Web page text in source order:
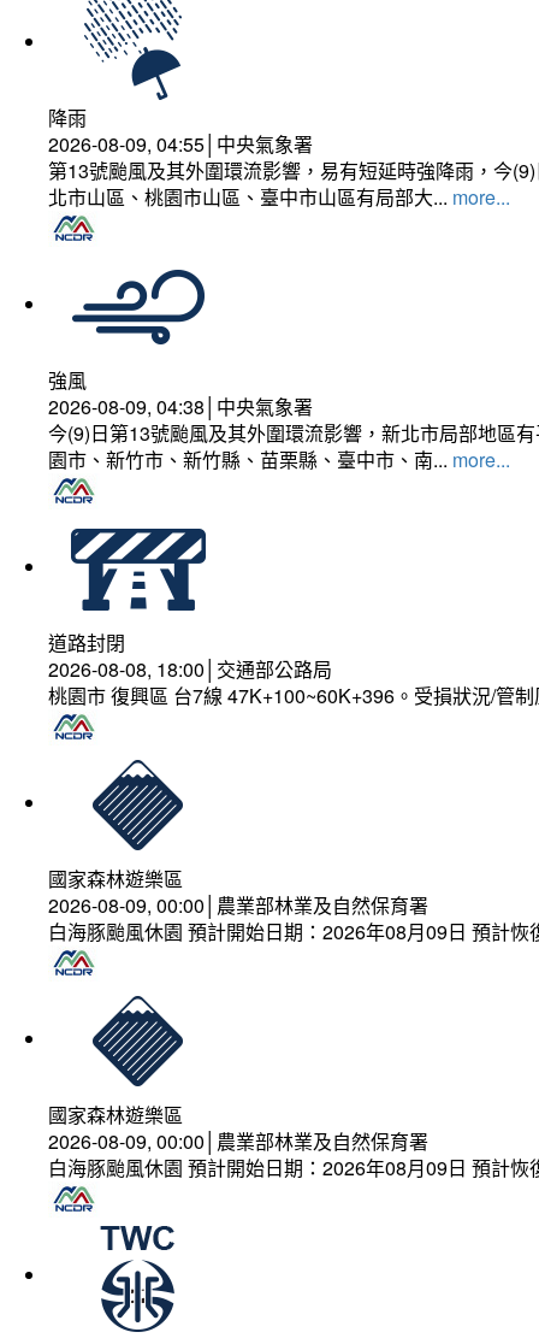
降雨
2026-08-09, 04:55│中央氣象署
第13號颱風及其外圍環流影響，易有短延時強降雨，今
北市山區、桃園市山區、臺中市山區有局部大... more...
強風
2026-08-09, 04:38│中央氣象署
今(9)日第13號颱風及其外圍環流影響，新北市局部地區
園市、新竹市、新竹縣、苗栗縣、臺中市、南... more...
道路封閉
2026-08-08, 18:00│交通部公路局
桃園市 復興區 台7線 47K+100~60K+396。受損狀況/管
國家森林遊樂區
2026-08-09, 00:00│農業部林業及自然保育署
白海豚颱風休園 預計開始日期：2026年08月09日 預計
國家森林遊樂區
2026-08-09, 00:00│農業部林業及自然保育署
白海豚颱風休園 預計開始日期：2026年08月09日 預計